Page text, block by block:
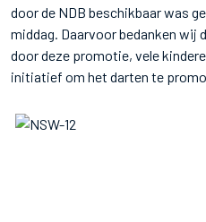
door de NDB beschikbaar was
middag. Daarvoor bedanken wij
door deze promotie, vele
initiatief om het darten te